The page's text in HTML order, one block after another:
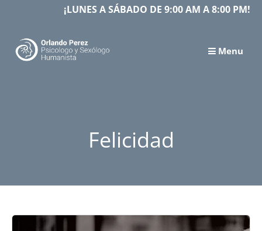
content
¡LUNES A SÁBADO DE 9:00 AM A 8:00 PM!
Menu
Felicidad